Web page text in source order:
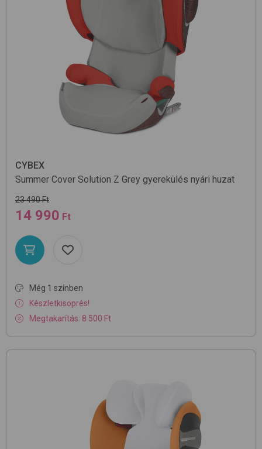
CYBEX
Summer Cover Solution Z Grey gyerekülés nyári huzat
23 490 Ft
14 990 Ft
Még 1 színben
Készletkisöprés!
Megtakarítás: 8 500 Ft